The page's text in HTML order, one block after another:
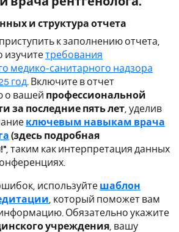
и структура отчета
к заполнению отчета,
изучитетребования
медико-санитарного надзора
год . Включите в отчет
о вашей профессиональной
за последние пять лет , уделив
ключевым навыкам врача
(здесь подробная
, таким как интерпретация данных
используйте шаблон
, который поможет вам
Обязательно укажите
учреждения , вашу